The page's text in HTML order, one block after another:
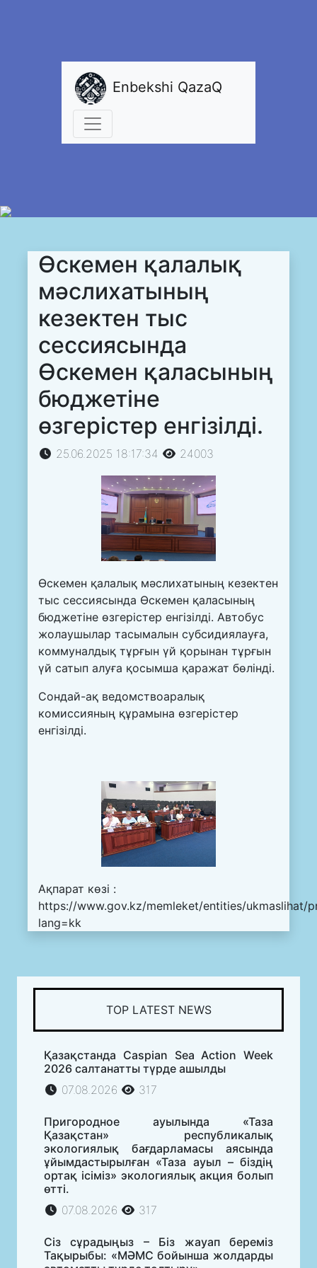
Enbekshi QazaQ
Өскемен қалалық
мәслихатының
кезектен тыс
сессиясында
Өскемен қаласының
бюджетіне
өзгерістер енгізілді.
25.06.2025 18:17:34 24003
Өскемен қалалық мәслихатының кезектен
тыс сессиясында Өскемен қаласының
бюджетіне өзгерістер енгізілді. Автобус
жолаушылар тасымалын субсидиялауға,
коммуналдық тұрғын үй қорынан тұрғын
үй сатып алуға қосымша қаражат бөлінді.
Сондай-ақ ведомствоаралық
комиссияның құрамына өзгерістер
енгізілді.
Ақпарат көзі :
https://www.gov.kz/memleket/entities/ukmaslihat/
lang=kk
TOP LATEST NEWS
Қазақстанда Caspian Sea Action Week
2026 салтанатты түрде ашылды
07.08.2026
317
Пригородное ауылында «Таза
Қазақстан» республикалық
экологиялық бағдарламасы аясында
ұйымдастырылған «Таза ауыл – біздің
ортақ ісіміз» экологиялық акция болып
өтті.
07.08.2026
317
Сіз сұрадыңыз – Біз жауап береміз
Тақырыбы: «МӘМС бойынша жолдарды